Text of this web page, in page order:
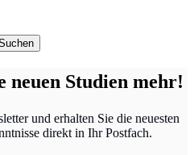
neuen Studien mehr!
und erhalten Sie die neuesten
direkt in Ihr Postfach.